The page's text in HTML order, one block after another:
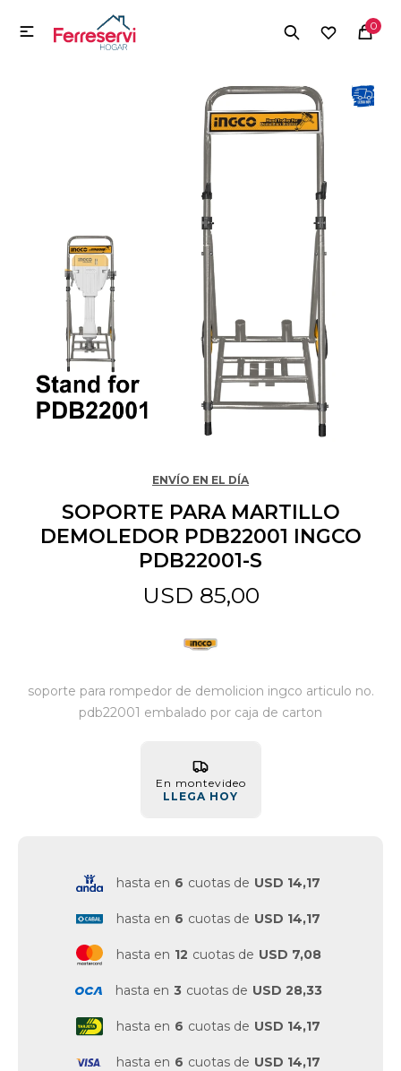
0

ENVÍO EN EL DÍA
SOPORTE PARA MARTILLO
DEMOLEDOR PDB22001 INGCO
PDB22001-S
USD 85,00
soporte para rompedor de demolicion ingco articulo no.
pdb22001 embalado por caja de carton
En montevideo
LLEGA HOY
hasta en 6 cuotas de USD 14,17
hasta en 6 cuotas de USD 14,17
hasta en 12 cuotas de USD 7,08
hasta en 3 cuotas de USD 28,33
hasta en 6 cuotas de USD 14,17
hasta en 6 cuotas de USD 14,17
MI CUENTA
Herramientas y Construcción
Tecnología
Deportes
Camping
Mascotas
Juguetes y artículos para bebé
Gastronomía